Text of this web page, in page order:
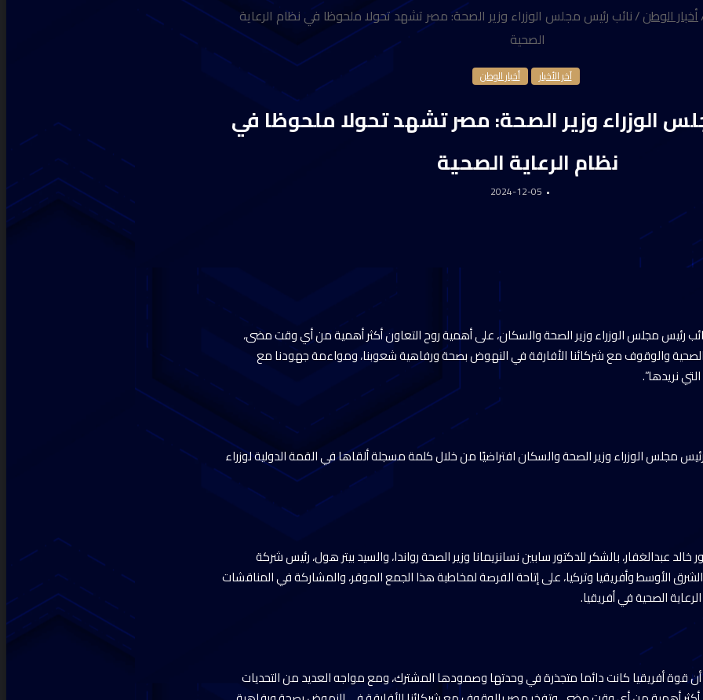
أخبار الوطن/نائب رئيس مجلس الوزراء وزير الصحة: مصر تشهد تحولا ملحوظا في نظام الرعاية
الصحية
آخر الأخبار أخبار الوطن
الوزراء وزير الصحة: مصر تشهد تحولا ملحوظا في
نظام الرعاية الصحية
2024-12-05
نائب رئيس مجلس الوزراء وزير الصحة والسكان، على أهمية روح التعاون أكثر أهمية من أي وقت مضى،
الصحية والوقوف مع شركائنا الأفارقة في النهوض بصحة ورفاهية شعوبنا، ومواءمة جهودنا مع
مجلس الوزراء وزير الصحة والسكان افتراضيًا من خلال كلمة مسجلة ألقاها في القمة الدولية لوزراء
عبدالغفار، بالشكر للدكتور سابين نسانزيمانا وزير الصحة رواندا، والسيد بيتر هول، رئيس شركة
الأوسط وأفريقيا وتركيا، على إتاحة الفرصة لمخاطبة هذا الجمع الموقر، والمشاركة في المناقشات
الصحية في أفريقيا.
أن قوة أفريقيا كانت دائما متجذرة في وحدتها وصمودها المشترك، ومع مواجه العديد من التحديات